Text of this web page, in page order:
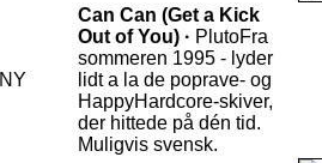
NY
Can Can (Get a Kick
Out of You) · PlutoFra
sommeren 1995 - lyder
lidt a la de poprave- og
HappyHardcore-skiver,
der hittede på dén tid.
Muligvis svensk.